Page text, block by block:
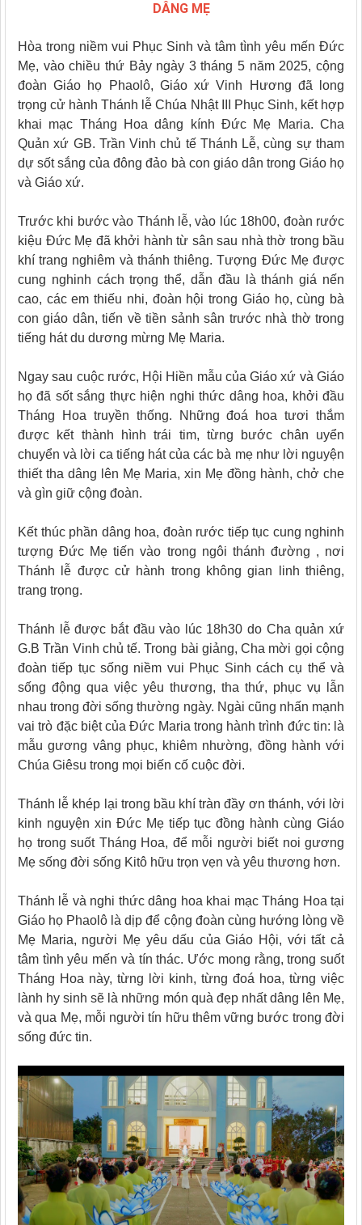
DÂNG MẸ
Hòa trong niềm vui Phục Sinh và tâm tình yêu mến Đức
Mẹ, vào chiều thứ Bảy ngày 3 tháng 5 năm 2025, cộng
đoàn Giáo họ Phaolô, Giáo xứ Vinh Hương đã long
trọng cử hành Thánh lễ Chúa Nhật III Phục Sinh, kết hợp
khai mạc Tháng Hoa dâng kính Đức Mẹ Maria. Cha
Quản xứ GB. Trần Vinh chủ tế Thánh Lễ, cùng sự tham
dự sốt sắng của đông đảo bà con giáo dân trong Giáo họ
và Giáo xứ.
Trước khi bước vào Thánh lễ, vào lúc 18h00, đoàn rước
kiệu Đức Mẹ đã khởi hành từ sân sau nhà thờ trong bầu
khí trang nghiêm và thánh thiêng. Tượng Đức Mẹ được
cung nghinh cách trọng thể, dẫn đầu là thánh giá nến
cao, các em thiếu nhi, đoàn hội trong Giáo họ, cùng bà
con giáo dân, tiến về tiền sảnh sân trước nhà thờ trong
tiếng hát du dương mừng Mẹ Maria.
Ngay sau cuộc rước, Hội Hiền mẫu của Giáo xứ và Giáo
họ đã sốt sắng thực hiện nghi thức dâng hoa, khởi đầu
Tháng Hoa truyền thống. Những đoá hoa tươi thắm
được kết thành hình trái tim, từng bước chân uyển
chuyển và lời ca tiếng hát của các bà mẹ như lời nguyện
thiết tha dâng lên Mẹ Maria, xin Mẹ đồng hành, chở che
và gìn giữ cộng đoàn.
Kết thúc phần dâng hoa, đoàn rước tiếp tục cung nghinh
tượng Đức Mẹ tiến vào trong ngôi thánh đường , nơi
Thánh lễ được cử hành trong không gian linh thiêng,
trang trọng.
Thánh lễ được bắt đầu vào lúc 18h30 do Cha quản xứ
G.B Trần Vinh chủ tế.Trong bài giảng, Cha mời gọi cộng
đoàn tiếp tục sống niềm vui Phục Sinh cách cụ thể và
sống động qua việc yêu thương, tha thứ, phục vụ lẫn
nhau trong đời sống thường ngày. Ngài cũng nhấn mạnh
vai trò đặc biệt của Đức Maria trong hành trình đức tin: là
mẫu gương vâng phục, khiêm nhường, đồng hành với
Chúa Giêsu trong mọi biến cố cuộc đời.
Thánh lễ khép lại trong bầu khí tràn đầy ơn thánh, với lời
kinh nguyện xin Đức Mẹ tiếp tục đồng hành cùng Giáo
họ trong suốt Tháng Hoa, để mỗi người biết noi gương
Mẹ sống đời sống Kitô hữu trọn vẹn và yêu thương hơn.
Thánh lễ và nghi thức dâng hoa khai mạc Tháng Hoa tại
Giáo họ Phaolô là dịp để cộng đoàn cùng hướng lòng về
Mẹ Maria, người Mẹ yêu dấu của Giáo Hội, với tất cả
tâm tình yêu mến và tín thác. Ước mong rằng, trong suốt
Tháng Hoa này, từng lời kinh, từng đoá hoa, từng việc
lành hy sinh sẽ là những món quà đẹp nhất dâng lên Mẹ,
và qua Mẹ, mỗi người tín hữu thêm vững bước trong đời
sống đức tin.